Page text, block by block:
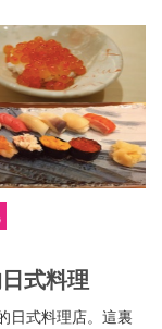
式料理
日式料理店。這裏